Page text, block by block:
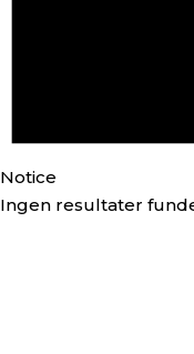
Notice
Ingen resultater